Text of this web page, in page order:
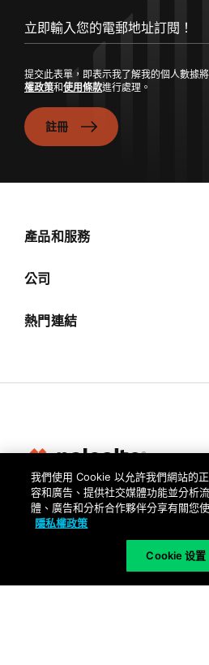
提交此表單，即表示我了解我的個人數據
權政策和使用條款進行處理。
註冊
產品和服務
公司
熱門連結
隱私權
信任中心
我們使用 Cookie 以允許我們網站的
容和廣告、提供社交媒體功能並分析
體、廣告和分析合作夥伴分享有關您
隱私權政策
Cookie 设置